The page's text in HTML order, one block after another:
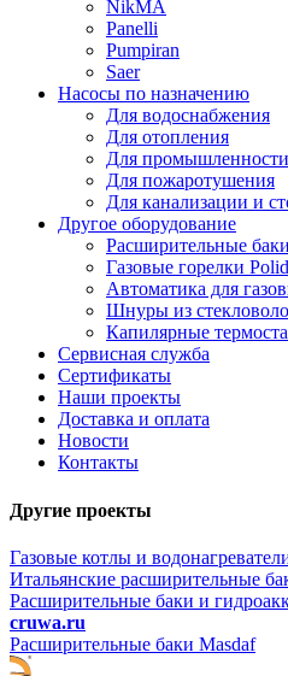
NikMA
Panelli
Pumpiran
Saer
Насосы по назначению
Для водоснабжения
Для отопления
Для промышленности
Для пожаротушения
Для канализации и
Другое оборудование
Расширительные
Газовые горелки
Автоматика для
Шнуры из
Капилярные
Сервисная служба
Сертификаты
Наши проекты
Доставка и оплата
Новости
Контакты
Другие проекты
Газовые котлы и
Итальянские расширительные
Расширительные баки и
cruwa.ru
Расширительные баки Masdaf